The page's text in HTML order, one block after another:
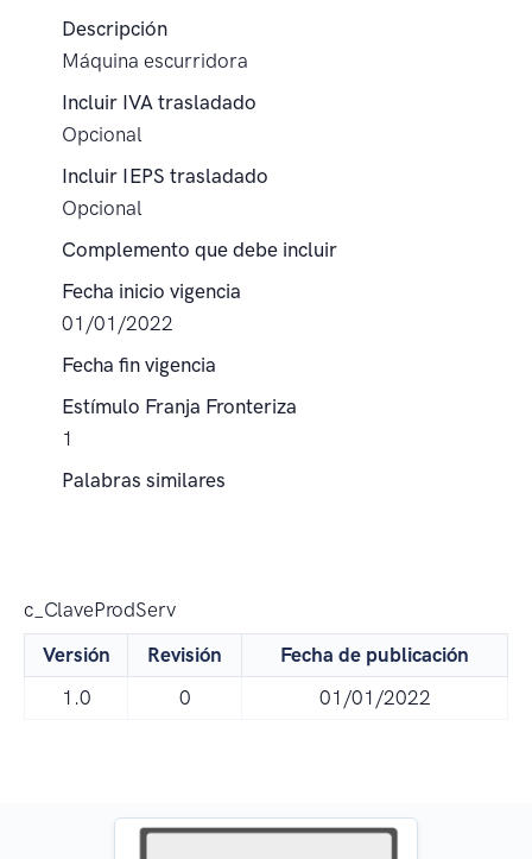
Descripción
Máquina escurridora
Incluir IVA trasladado
Opcional
Incluir IEPS trasladado
Opcional
Complemento que debe incluir
Fecha inicio vigencia
01/01/2022
Fecha fin vigencia
Estímulo Franja Fronteriza
1
Palabras similares
c_ClaveProdServ
Versión
Revisión
Fecha de publicación
1.0
0 01/01/2022